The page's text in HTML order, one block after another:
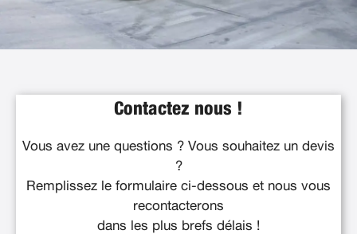
Contactez nous !
Vous avez une questions ? Vous souhaitez un devis
?
Remplissez le formulaire ci-dessous et nous vous
recontacterons
dans les plus brefs délais !